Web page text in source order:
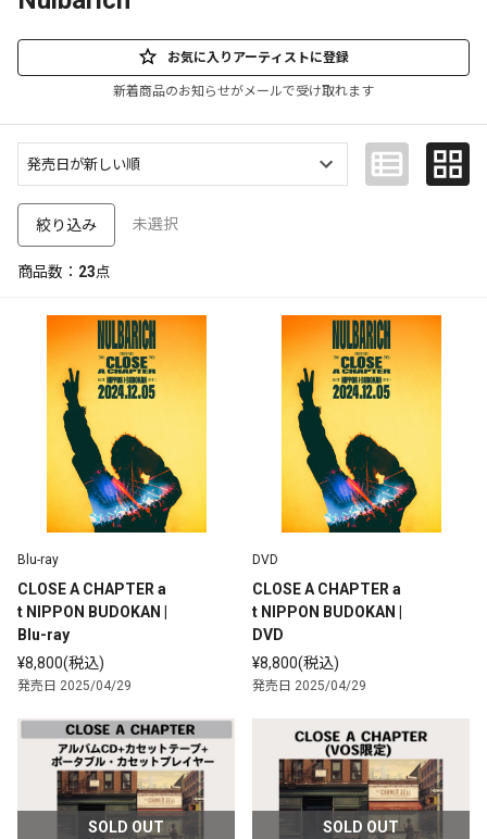
お気に入りアーティストに登録
新着商品のお知らせがメールで受け取れます
絞り込み 未選択
商品数： 23点
Blu-ray
CLOSE A CHAPTER a
t NIPPON BUDOKAN |
Blu-ray
¥8,800(税込)
発売日 2025/04/29
DVD
CLOSE A CHAPTER a
t NIPPON BUDOKAN |
DVD
¥8,800(税込)
発売日 2025/04/29
SOLD OUT SOLD OUT